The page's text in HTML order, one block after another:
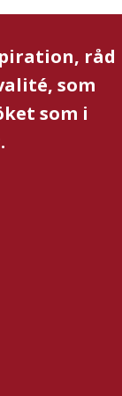
råd
som
som i